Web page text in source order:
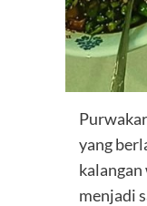
yang
kalangan
menjadi